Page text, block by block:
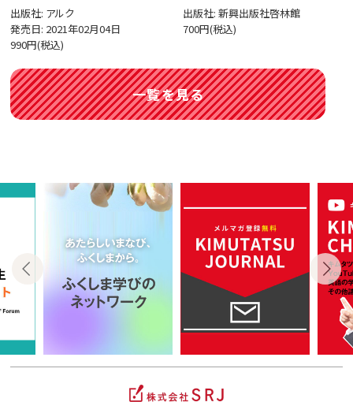
出版社: アルク
発売日: 2021年02月04日
990円(税込)
出版社: 新興出版社啓林館
700円(税込)
一覧を見る